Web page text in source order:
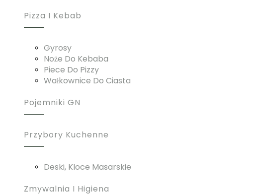
Pizza I Kebab
Gyrosy
Noże Do Kebaba
Piece Do Pizzy
Wałkownice Do Ciasta
Pojemniki GN
Przybory Kuchenne
Deski, Kloce Masarskie
Zmywalnia I Higiena